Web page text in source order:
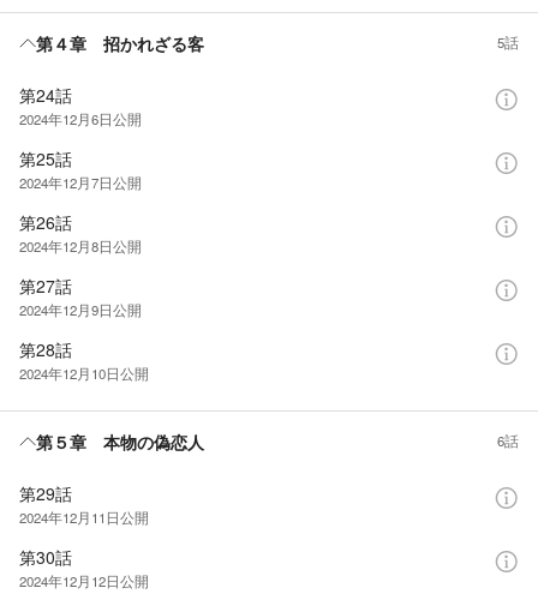
第４章 招かれざる客 5話
第24話
2024年12月6日公開
第25話
2024年12月7日公開
第26話
2024年12月8日公開
第27話
2024年12月9日公開
第28話
2024年12月10日公開
第５章 本物の偽恋人 6話
第29話
2024年12月11日公開
第30話
2024年12月12日公開